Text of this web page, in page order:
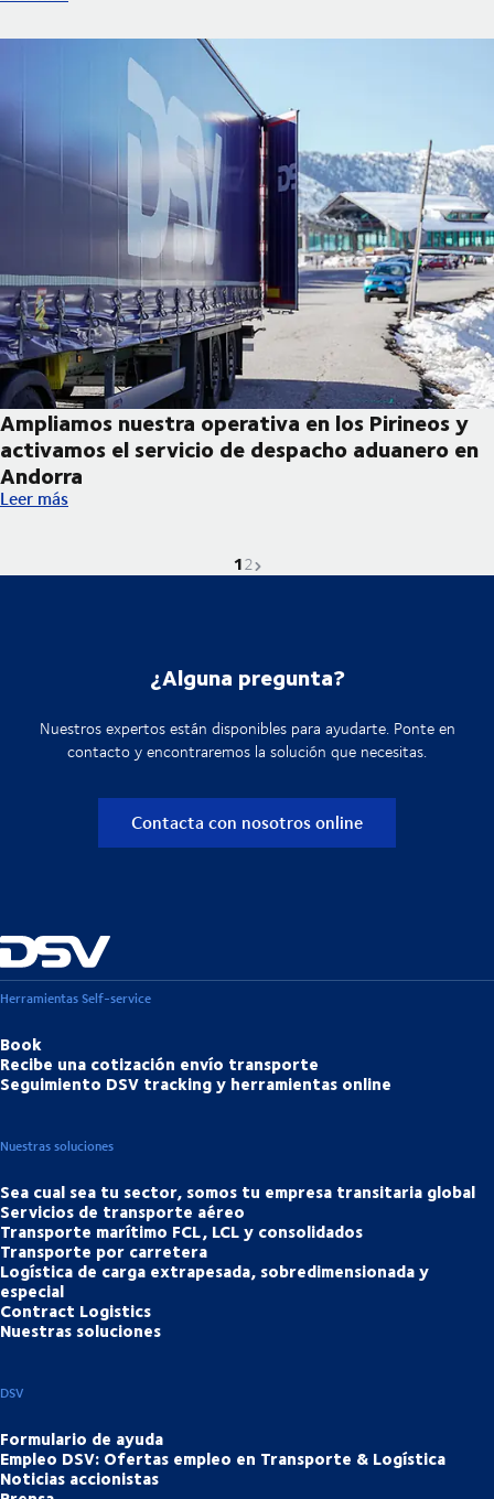
Ampliamos nuestra operativa en los Pirineos y
activamos el servicio de despacho aduanero en
Andorra
Ampliamos nuestra operativa en los Pirineos y activamos el
Leer más
La página actual es
1Ir a la página
2Página siguiente
¿Alguna pregunta?
Nuestros expertos están disponibles para ayudarte. Ponte en
contacto y encontraremos la solución que necesitas.
Contacta con nosotros online
Herramientas Self-service
Book
Recibe una cotización envío transporte
Seguimiento DSV tracking y herramientas online
Nuestras soluciones
Sea cual sea tu sector, somos tu empresa transitaria global
Servicios de transporte aéreo
Transporte marítimo FCL, LCL y consolidados
Transporte por carretera
Logística de carga extrapesada, sobredimensionada y
especial
Contract Logistics
Nuestras soluciones
DSV
Formulario de ayuda
Empleo DSV: Ofertas empleo en Transporte & Logística
Noticias accionistas